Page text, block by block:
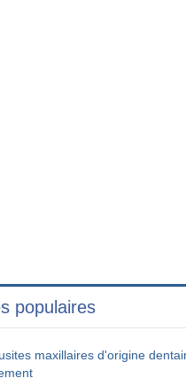
populaires
maxillaires d'origine